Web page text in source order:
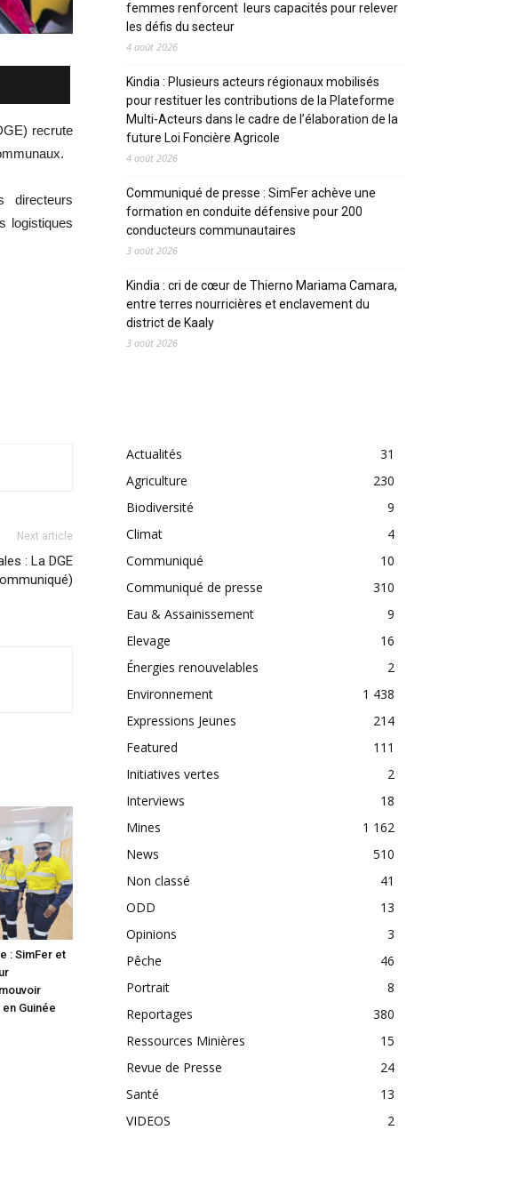
recrute
directeurs
logistiques
Next article
: La DGE
: SimFer et
Guinée
femmes renforcent leurs capacités pour relever
les défis du secteur
4 août 2026
Kindia : Plusieurs acteurs régionaux mobilisés
pour restituer les contributions de la Plateforme
Multi-Acteurs dans le cadre de l’élaboration de la
future Loi Foncière Agricole
4 août 2026
Communiqué de presse : SimFer achève une
formation en conduite défensive pour 200
conducteurs communautaires
3 août 2026
Kindia : cri de cœur de Thierno Mariama Camara,
entre terres nourricières et enclavement du
district de Kaaly
3 août 2026
Actualités
31
Agriculture
230
Biodiversité
9
Climat
4
Communiqué
10
Communiqué de presse
310
Eau & Assainissement
9
Elevage
16
Énergies renouvelables
2
Environnement
1 438
Expressions Jeunes
214
Featured
111
Initiatives vertes
2
Interviews
18
Mines
1 162
News
510
Non classé
41
ODD
13
Opinions
3
Pêche
46
Portrait
8
Reportages
380
Ressources Minières
15
Revue de Presse
24
Santé
13
VIDEOS
2